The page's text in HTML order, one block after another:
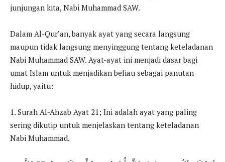
junjungan kita, Nabi Muhammad SAW.
Dalam Al-Qur’an, banyak ayat yang secara langsung
maupun tidak langsung menyinggung tentang keteladanan
Nabi Muhammad SAW. Ayat-ayat ini menjadi dasar bagi
umat Islam untuk menjadikan beliau sebagai panutan
hidup, yaitu:
1. Surah Al-Ahzab Ayat 21; Ini adalah ayat yang paling
sering dikutip untuk menjelaskan tentang keteladanan
Nabi Muhammad.